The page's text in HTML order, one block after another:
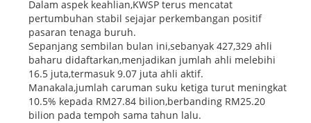
Dalam aspek keahlian,KWSP terus mencatat
pertumbuhan stabil sejajar perkembangan positif
pasaran tenaga buruh.
Sepanjang sembilan bulan ini,sebanyak 427,329 ahli
baharu didaftarkan,menjadikan jumlah ahli melebihi
16.5 juta,termasuk 9.07 juta ahli aktif.
Manakala,jumlah caruman suku ketiga turut meningkat
10.5% kepada RM27.84 bilion,berbanding RM25.20
bilion pada tempoh sama tahun lalu.